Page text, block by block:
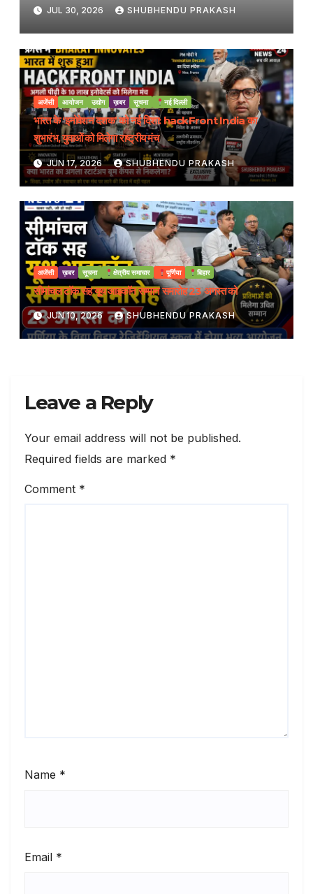
JUL 30, 2026 SHUBHENDU PRAKASH
अजेंसी आयोजन उद्योग ख़बर सूचना नई दिल्ली
भारत के ‘इनोवेशन दशक’ को नई दिशा: hackFront India का
शुभारंभ, युवाओं को मिलेगा राष्ट्रीय मंच
JUN 17, 2026 SHUBHENDU PRAKASH
अजेंसी ख़बर सूचना क्षेत्रीय समाचार पूर्णिया बिहार
सीमांचल टॉक सह यूथ आइकॉन सम्मान समारोह 23 अगस्त को
JUN 10, 2026 SHUBHENDU PRAKASH
Leave a Reply
Your email address will not be published.
Required fields are marked *
Comment *
Name *
Email *